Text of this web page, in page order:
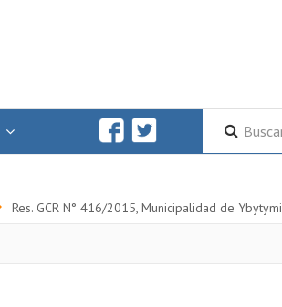
Res. GCR N° 416/2015, Municipalidad de Ybytymi